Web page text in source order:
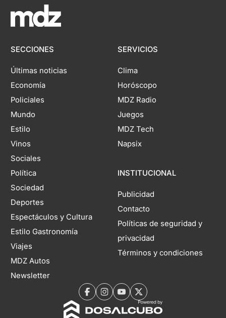
SECCIONES
Últimas noticias
Economía
Policiales
Mundo
Estilo
Vinos
Sociales
Política
Sociedad
Deportes
Espectáculos y Cultura
Estilo Gastronomía
Viajes
MDZ Autos
Newsletter
SERVICIOS
Clima
Horóscopo
MDZ Radio
Juegos
MDZ Tech
Napsix
INSTITUCIONAL
Publicidad
Contacto
Políticas de seguridad y
privacidad
Términos y condiciones